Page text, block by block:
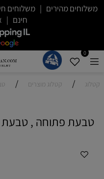
חינם |
0
קטלוג / קטלוג מוצרים /
טבעת פתוחה , טבעת